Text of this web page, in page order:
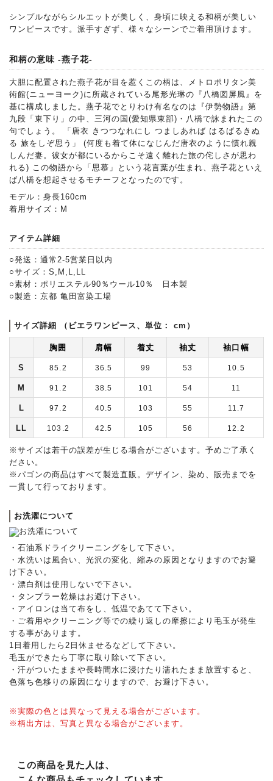
シンプルながらシルエットが美しく、身頃に映える和柄が美しい
ワンピースです。派手すぎず、様々なシーンでご着用頂けます。
和柄の意味 -燕子花-
大胆に配置された燕子花が目を惹くこの柄は、メトロポリタン美
術館(ニューヨーク)に所蔵されている尾形光琳の『八橋図屏風』を
基に構成しました。燕子花でとりわけ有名なのは『伊勢物語』第
九段「東下り」の中、三河の国(愛知県東部)・八橋で詠まれたこの
句でしょう。 「唐衣 きつつなれにし つましあれば はるばるきぬ
る 旅をしぞ思う」 (何度も着て体になじんだ唐衣のように慣れ親
しんだ妻。彼女が都にいるからこそ遠く離れた旅の侘しさが思わ
れる) この物語から「思慕」という花言葉が生まれ、燕子花といえ
ば八橋を想起させるモチーフとなったのです。
モデル：身長160cm
着用サイズ：M
アイテム詳細
○発送：通常2-5営業日以内
○サイズ：S,M,L,LL
○素材：ポリエステル90％ウール10％ 日本製
○製造：京都 亀田富染工場
サイズ詳細 （ビエラワンピース、単位： cm）
胸囲 肩幅 着丈 袖丈 袖口幅
S 85.2 36.5 99 53 10.5
M 91.2 38.5 101 54 11
L 97.2 40.5 103 55 11.7
LL 103.2 42.5 105 56 12.2
※サイズは若干の誤差が生じる場合がございます。予めご了承く
ださい。
※パゴンの商品はすべて製造直販。デザイン、染め、販売までを
一貫して行っております。
お洗濯について
・石油系ドライクリーニングをして下さい。
・水洗いは風合い、光沢の変化、縮みの原因となりますのでお避
け下さい。
・漂白剤は使用しないで下さい。
・タンブラー乾燥はお避け下さい。
・アイロンは当て布をし、低温であてて下さい。
・ご着用やクリーニング等での繰り返しの摩擦により毛玉が発生
する事があります。
1日着用したら2日休ませるなどして下さい。
毛玉ができたら丁寧に取り除いて下さい。
・汗がついたままや長時間水に浸けたり濡れたまま放置すると、
色落ち色移りの原因になりますので、お避け下さい。
※実際の色とは異なって見える場合がございます。
※柄出方は、写真と異なる場合がございます。
この商品を見た人は、